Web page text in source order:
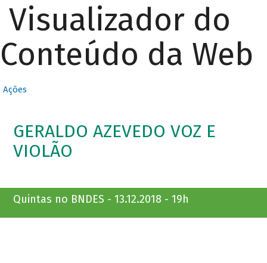
Visualizador do
Conteúdo da Web
Ações
GERALDO AZEVEDO VOZ E
VIOLÃO
Quintas no BNDES - 13.12.2018 - 19h